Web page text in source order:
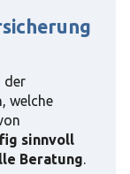
der
welche
sinnvoll
Beratung